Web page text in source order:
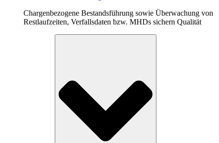
Chargenbezogene Bestandsführung sowie Überwachung von
Restlaufzeiten, Verfallsdaten bzw. MHDs sichern Qualität